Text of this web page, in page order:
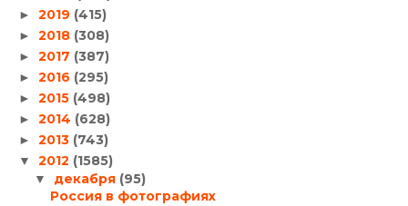
► 2019 (415)
► 2018 (308)
► 2017 (387)
► 2016 (295)
► 2015 (498)
► 2014 (628)
► 2013 (743)
▼ 2012 (1585)
▼ декабря (95)
Россия в фотографиях